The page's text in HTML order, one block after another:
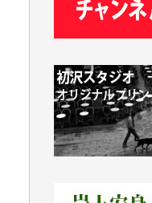
平野智生 様
徳山匡 様
金 盛起 様
塩川 晃平 様
松本益美 様
井出 隆太 様
及川昭男 様
藤田英之 様